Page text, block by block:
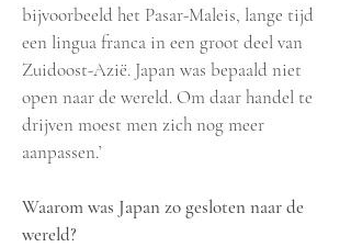
bijvoorbeeld het Pasar-Maleis, lange tijd
een lingua franca in een groot deel van
Zuidoost-Azië. Japan was bepaald niet
open naar de wereld. Om daar handel te
drijven moest men zich nog meer
aanpassen.’
Waarom was Japan zo gesloten naar de
wereld?